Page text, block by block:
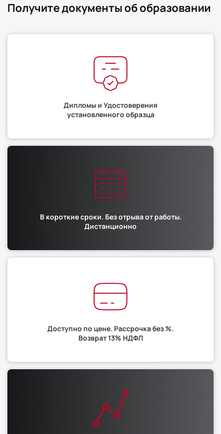
Получите документы об образовании
Дипломы и Удостоверения
установленного образца
В короткие сроки. Без отрыва от работы.
Дистанционно
Доступно по цене. Рассрочка без %.
Возврат 13% НДФЛ